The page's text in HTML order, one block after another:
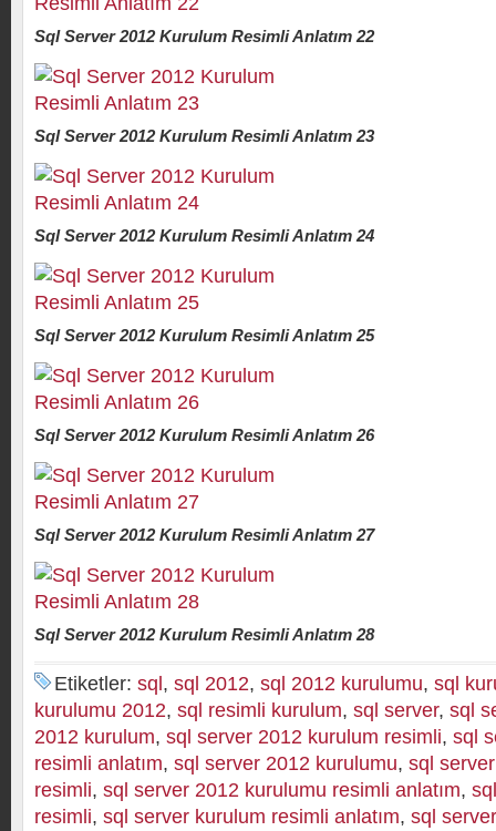
Sql Server 2012 Kurulum Resimli Anlatım 22
Sql Server 2012 Kurulum Resimli Anlatım 23
Sql Server 2012 Kurulum Resimli Anlatım 24
Sql Server 2012 Kurulum Resimli Anlatım 25
Sql Server 2012 Kurulum Resimli Anlatım 26
Sql Server 2012 Kurulum Resimli Anlatım 27
Sql Server 2012 Kurulum Resimli Anlatım 28
Etiketler: sql , sql 2012, sql 2012 kurulumu, sql
kurulumu 2012, sql resimli kurulum, sql server, sql
2012 kurulum, sql server 2012 kurulum resimli, sql
resimli anlatım, sql server 2012 kurulumu, sql
resimli, sql server 2012 kurulumu resimli anlatım,
resimli, sql server kurulum resimli anlatım, sql